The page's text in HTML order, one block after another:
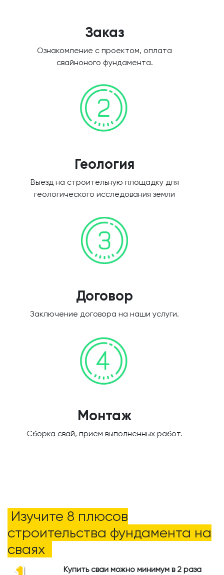
Заказ
Ознакомление с проектом, оплата
свайноного фундамента.
Геология
Выезд на строительную площадку для
геологического исследования земли
Договор
Заключение договора на наши услуги.
Монтаж
Сборка свай, прием выполненных работ.
Изучите 8 плюсов
строительства фундамента на
сваях
Купить сваи можно минимум в 2 раза